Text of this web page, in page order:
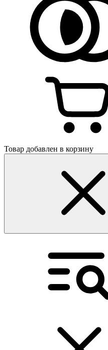
Товар добавлен в корзину